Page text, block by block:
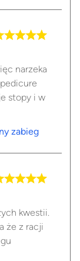
narzeka
stopy i w
zabieg
kwestii.
że z racji